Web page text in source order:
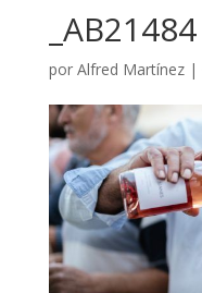
_AB21484
por Alfred Martínez|